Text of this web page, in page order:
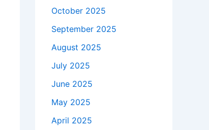
October 2025
September 2025
August 2025
July 2025
June 2025
May 2025
April 2025